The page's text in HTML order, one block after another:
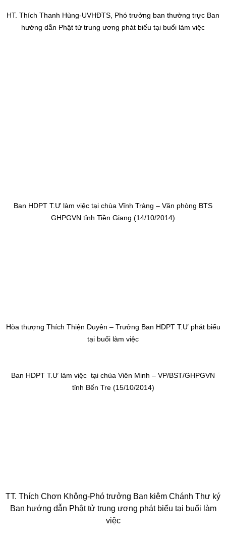
HT. Thích Thanh Hùng-UVHĐTS, Phó trưởng ban thường trực Ban
hướng dẫn Phật tử trung ương phát biểu tại buổi làm việc
Ban HDPT T.Ư làm việc tại chùa Vĩnh Tràng – Văn phòng BTS
GHPGVN tỉnh Tiền Giang (14/10/2014)
Hòa thượng Thích Thiện Duyên – Trưởng Ban HDPT T.Ư phát biểu
tại buổi làm việc
Ban HDPT T.Ư làm việc tại chùa Viên Minh – VP/BST/GHPGVN
tỉnh Bến Tre (15/10/2014)
TT. Thích Chơn Không-Phó trưởng Ban kiêm Chánh Thư ký
Ban hướng dẫn Phật tử trung ương phát biểu tại buổi làm
việc